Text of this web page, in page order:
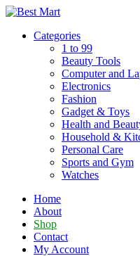
Skip
contentCategories
1 to 99
Beauty Tools
Computer and
Electronics
Fashion
Gadget & Toys
Health and
Household &
Personal Care
Sports and Gym
Watches
Home
About
Shop
Contact
My Account